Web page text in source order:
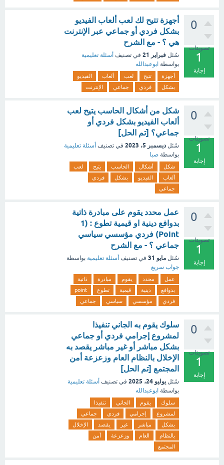
0
تصويتات
1
إجابة
أجهزة تتيح لك لعب ألعاب الفيديو
بشكل فردي أو جماعي عبر الإنترنت
هي ؟ - مع الشرح
سُئل فبراير 21 في تصنيف أسئلة تعليمية
بواسطة ابوعبدالله
أجهزة تتيح لعب ألعاب
الفيديو
بشكل
فردي جماعي الإنترنت
0
تصويتات
1
إجابة
شكل من أشكال الحاسب يتيح لعب
ألعاب الفيديو بشكل فردي أو
جماعي؟ [تم الحل]
سُئل ديسمبر 5، 2023 في تصنيف أسئلة تعليمية
بواسطة صبا
شكل أشكال الحاسب يتيح
لعب
ألعاب
الفيديو بشكل
فردي
جماعي
0
تصويتات
1
إجابة
عمل محدد يقوم على مبادرة ذاتية
بدوافع دينية او قيمية تطوع : (1
Point) فردي مؤسسي سياسي
جماعي ؟ - مع الشرح
سُئل مايو 31 في تصنيف أسئلة تعليمية بواسطة
جواب سريع
عمل محدد يقوم مبادرة
ذاتية
بدوافع
دينية قيمية تطوع
point
فردي
مؤسسي سياسي جماعي
0
تصويتات
1
إجابة
سلوك يقوم به الجاني تنفيذا
لمشروع إجرامي فردي أو جماعي
بشكل مباشر أو غير مباشر يقصد به
الإخلال بالنظام العام وزعزعة أمن
المجتمع [تم الحل]
سُئل يوليو 24، 2025 في تصنيف أسئلة تعليمية
بواسطة ابوعبدالله
سلوك يقوم الجاني
تنفيذا
لمشروع
إجرامي فردي
جماعي
بشكل
مباشر غير يقصد
الإخلال
بالنظام
العام وزعزعة
أمن
المجتمع